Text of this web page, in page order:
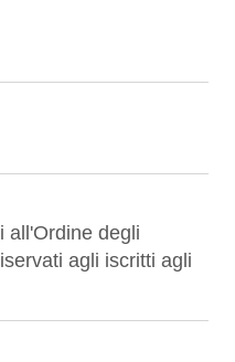
all'Ordine degli
agli iscritti agli